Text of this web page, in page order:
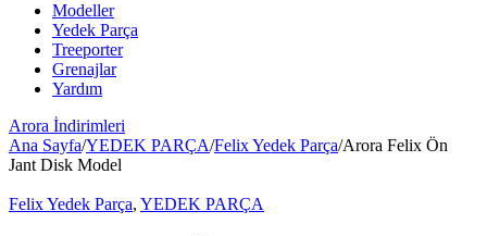
Modeller
Yedek Parça
Treeporter
Grenajlar
Yardım
Arora İndirimleri
Ana Sayfa/YEDEK PARÇA/Felix Yedek Parça/Arora Felix Ön
Jant Disk Model
Felix Yedek Parça, YEDEK PARÇA